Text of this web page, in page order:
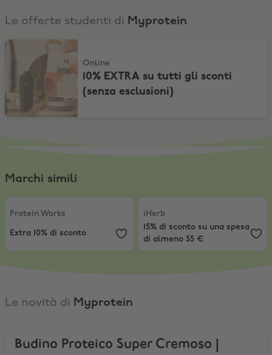
Le offerte studenti di Myprotein
10% EXTRA su tutti gli sconti (senza esclusioni)
Online
10% EXTRA su tutti gli sconti
(senza esclusioni)
Marchi simili
Protein Works
Extra 10% di sconto
Protein Works
Extra 10% di sconto
iHerb
15% di sconto su una
iHerb
15% di sconto su una spesa
di almeno 55 €
Le novità di Myprotein
Budino Proteico Super Cremoso |